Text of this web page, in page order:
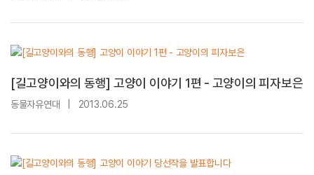
[길고양이와의 동행] 고양이 이야기 1편 - 고양이의 피자보은
동물자유연대 2013.06.25